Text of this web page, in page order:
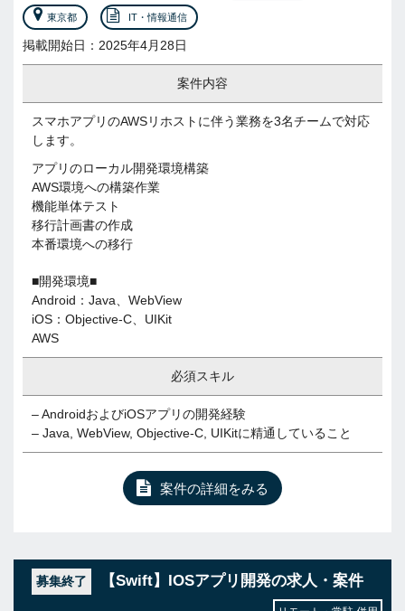
東京都 IT・情報通信
掲載開始日：2025年4月28日
案件内容
スマホアプリのAWSリホストに伴う業務を3名チームで対応
します。
アプリのローカル開発環境構築
AWS環境への構築作業
機能単体テスト
移行計画書の作成
本番環境への移行
■開発環境■
Android：Java、WebView
iOS：Objective-C、UIKit
AWS
必須スキル
– AndroidおよびiOSアプリの開発経験
– Java, WebView, Objective-C, UIKitに精通していること
案件の詳細をみる
募集終了 【Swift】IOSアプリ開発の求人・案件